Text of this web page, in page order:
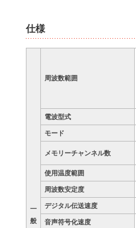
仕様
一
般
周波数範囲
電波型式
モード
メモリーチャンネル数
使用温度範囲
周波数安定度
デジタル伝送速度
音声符号化速度